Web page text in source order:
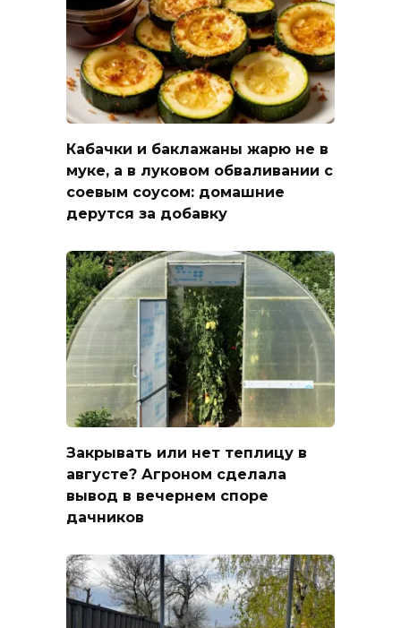
Кабачки и баклажаны жарю не в
муке, а в луковом обваливании с
соевым соусом: домашние
дерутся за добавку
Закрывать или нет теплицу в
августе? Агроном сделала
вывод в вечернем споре
дачников